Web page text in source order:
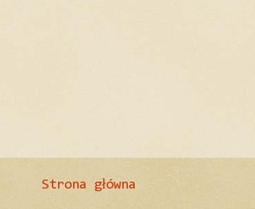
Strona główna